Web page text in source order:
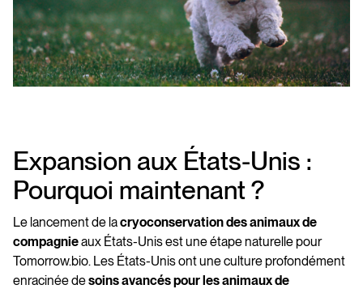
Expansion aux États-Unis :
Pourquoi maintenant ?
Le lancement de lacryoconservation des animaux de
compagnieaux États-Unis est une étape naturelle pour
Tomorrow.bio. Les États-Unis ont une culture profondément
enracinée desoins avancés pour les animaux de